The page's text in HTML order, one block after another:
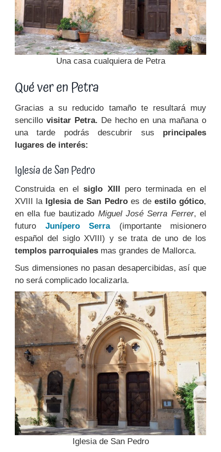
Una casa cualquiera de Petra
Qué ver en Petra
Gracias a su reducido tamaño te resultará muy
sencillo visitar Petra. De hecho en una mañana o
una tarde podrás descubrir sus principales
lugares de interés:
Iglesia de San Pedro
Construida en elsiglo XIII pero terminada en el
XVIII la Iglesia de San Pedroes de estilo gótico,
en ella fue bautizado Miguel José Serra Ferrer, el
futuro Junípero Serra(importante misionero
español del siglo XVIII) y se trata de uno de los
templos parroquiales mas grandes de Mallorca.
Sus dimensiones no pasan desapercibidas, así que
no será complicado localizarla.
Iglesia de San Pedro